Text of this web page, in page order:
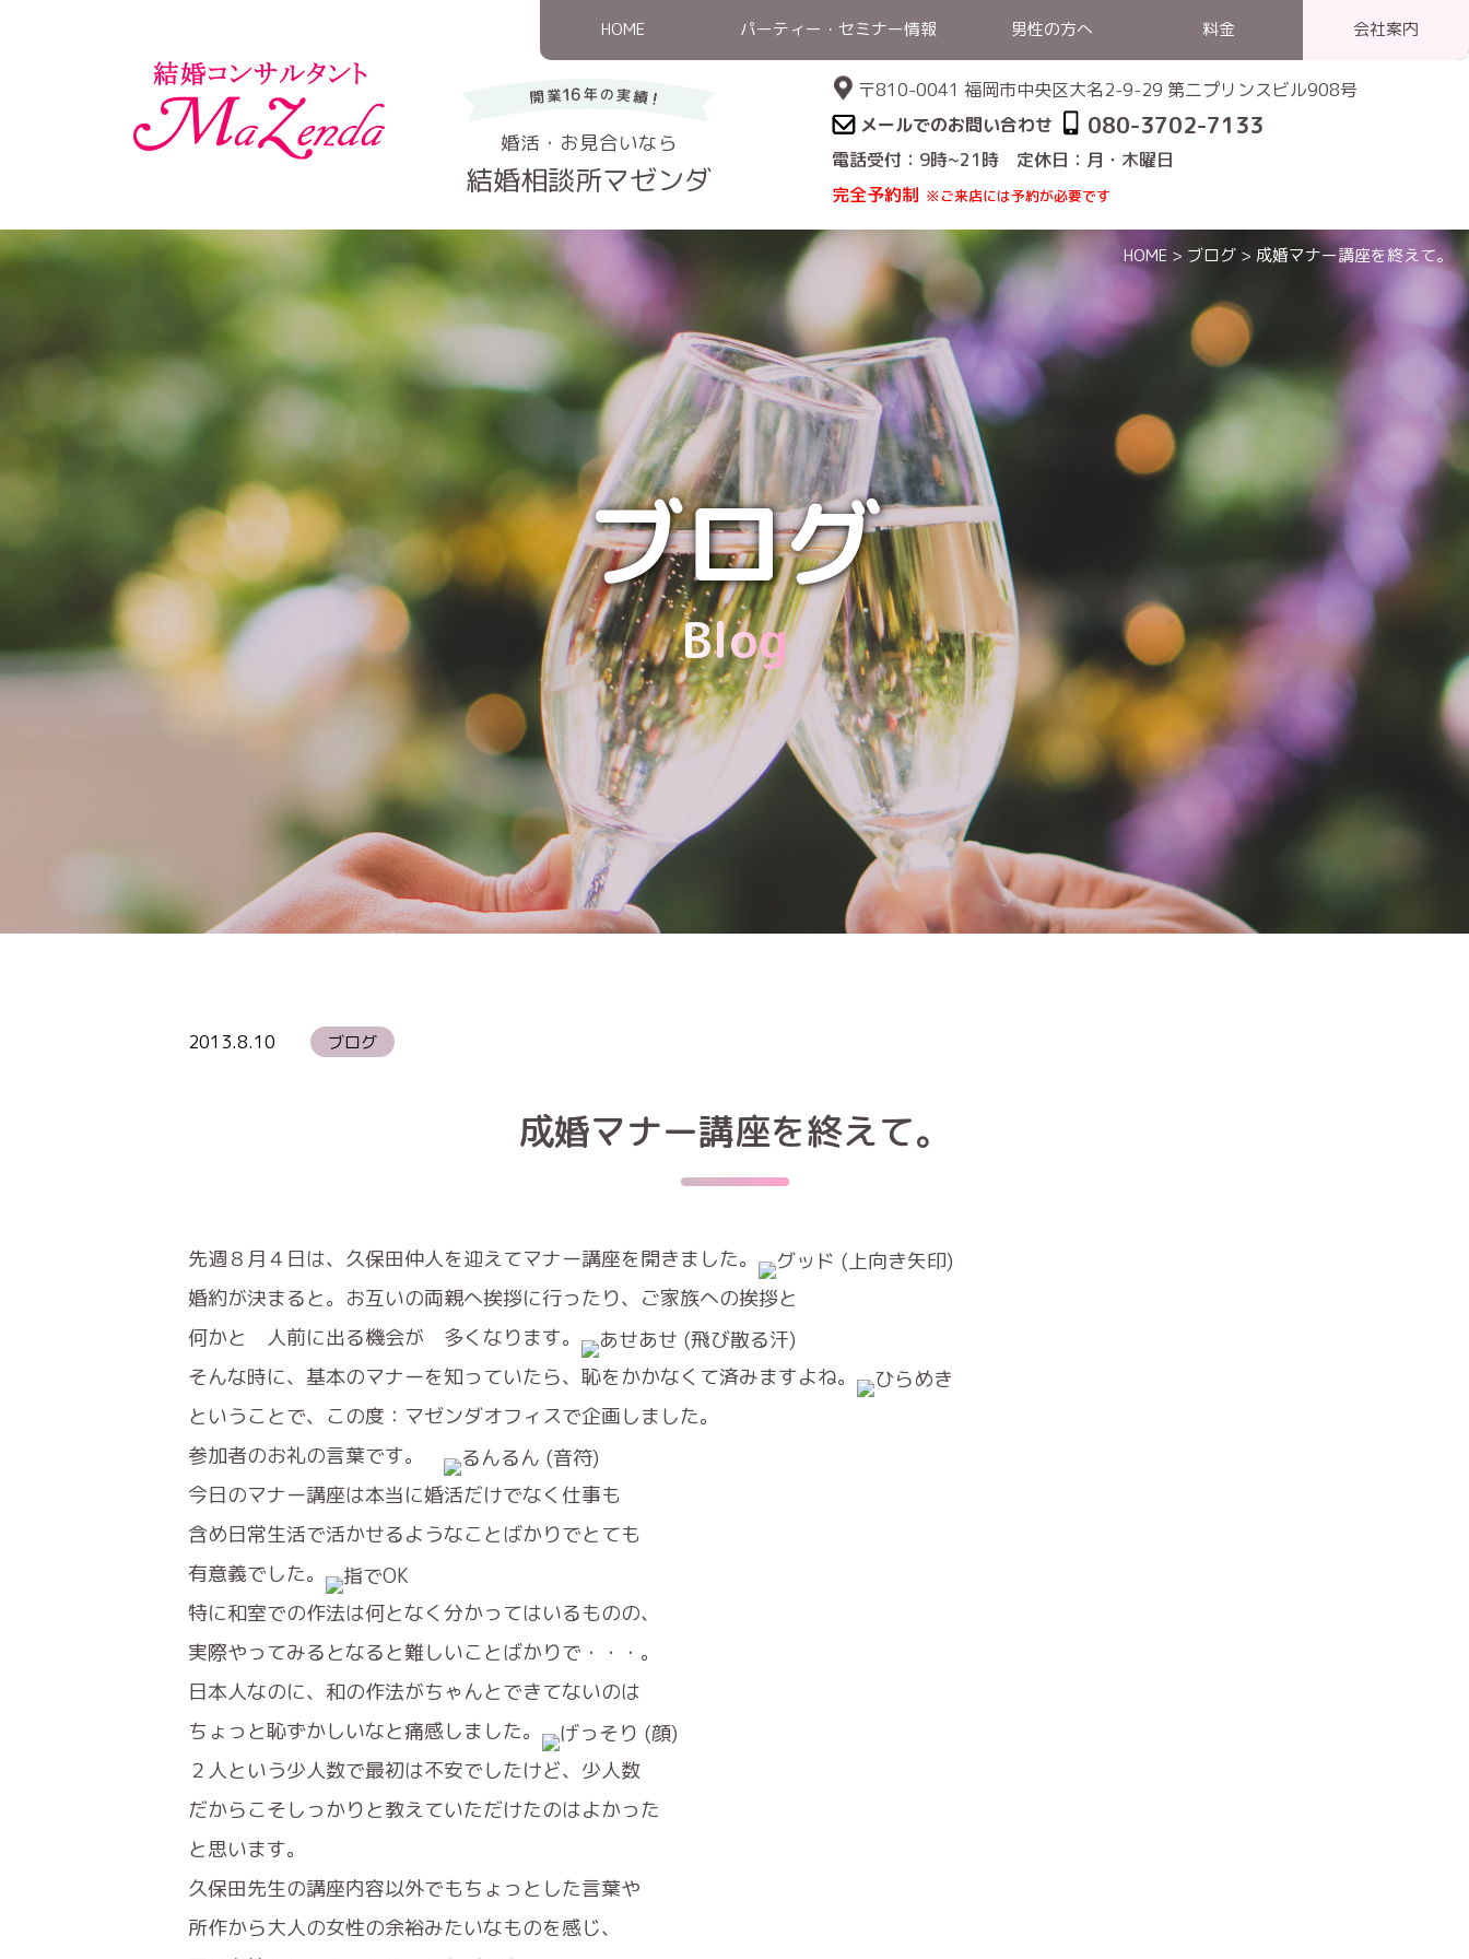
HOME パーティー・セミナー情報 男性の方へ 料金 会社案内
婚活・お見合いなら
結婚相談所マゼンダ
〒810-0041 福岡市中央区大名2-9-29 第二プリンスビル908号
メールでのお問い合わせ
080-3702-7133
電話受付：9時~21時 定休日：月・木曜日
完全予約制 ※ご来店には予約が必要です
ブログ
Blog
HOME > ブログ > 成婚マナー講座を終えて。
2013.8.10 ブログ
成婚マナー講座を終えて。
先週８月４日は、久保田仲人を迎えてマナー講座を開きました。
婚約が決まると。お互いの両親へ挨拶に行ったり、ご家族への挨拶と
何かと 人前に出る機会が 多くなります。
そんな時に、基本のマナーを知っていたら、恥をかかなくて済みますよね。
ということで、この度：マゼンダオフィスで企画しました。
参加者のお礼の言葉です。
今日のマナー講座は本当に婚活だけでなく仕事も
含め日常生活で活かせるようなことばかりでとても
有意義でした。
特に和室での作法は何となく分かってはいるものの、
実際やってみるとなると難しいことばかりで・・・。
日本人なのに、和の作法がちゃんとできてないのは
ちょっと恥ずかしいなと痛感しました。
２人という少人数で最初は不安でしたけど、少人数
だからこそしっかりと教えていただけたのはよかった
と思います。
久保田先生の講座内容以外でもちょっとした言葉や
所作から大人の女性の余裕みたいなものを感じ、